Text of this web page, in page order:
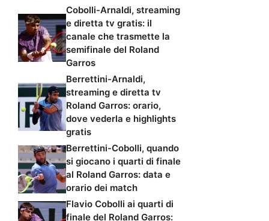
Cobolli-Arnaldi, streaming
e diretta tv gratis: il
canale che trasmette la
semifinale del Roland
Garros
Berrettini-Arnaldi,
streaming e diretta tv
Roland Garros: orario,
dove vederla e highlights
gratis
Berrettini-Cobolli, quando
si giocano i quarti di finale
al Roland Garros: data e
orario dei match
Flavio Cobolli ai quarti di
finale del Roland Garros: